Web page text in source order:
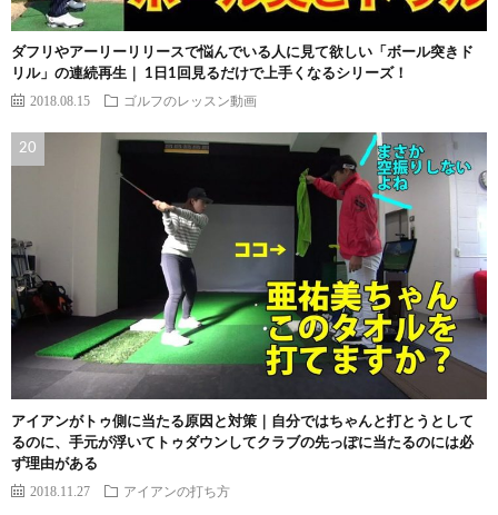
ダフリやアーリーリリースで悩んでいる人に見て欲しい「ボール突きド
リル」の連続再生｜ 1日1回見るだけで上手くなるシリーズ！
2018.08.15 ゴルフのレッスン動画
アイアンがトゥ側に当たる原因と対策｜自分ではちゃんと打とうとして
るのに、手元が浮いてトゥダウンしてクラブの先っぽに当たるのには必
ず理由がある
2018.11.27 アイアンの打ち方